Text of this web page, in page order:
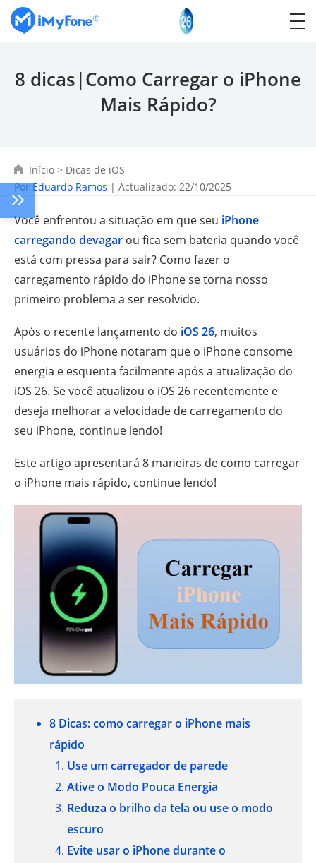
8 dicas|Como Carregar o iPhone
Mais Rápido?
Início > Dicas de iOS
PorEduardo Ramos | Actualizado: 22/10/2025
Você enfrentou a situação em que seu iPhone
carregando devagar ou fica sem bateria quando você
está com pressa para sair? Como fazer o
carregamento rápido do iPhone se torna nosso
primeiro problema a ser resolvido.
Após o recente lançamento do iOS 26, muitos
usuários do iPhone notaram que o iPhone consome
energia e esquenta facilmente após a atualização do
iOS 26. Se você atualizou o iOS 26 recentemente e
deseja melhorar a velocidade de carregamento do
seu iPhone, continue lendo!
Este artigo apresentará 8 maneiras de como carregar
o iPhone mais rápido, continue lendo!
8 Dicas: como carregar o iPhone mais
rápido
Use um carregador de parede
Ative o Modo Pouca Energia
Reduza o brilho da tela ou use o modo
escuro
Evite usar o iPhone durante o